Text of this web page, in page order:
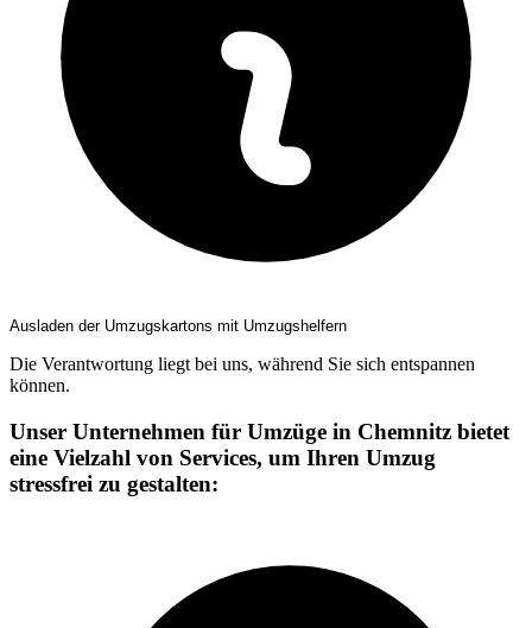
Ausladen der Umzugskartons mit Umzugshelfern
Die Verantwortung liegt bei uns, während Sie sich entspannen
können.
Unser Unternehmen für Umzüge in Chemnitz bietet
eine Vielzahl von Services, um Ihren Umzug
stressfrei zu gestalten: